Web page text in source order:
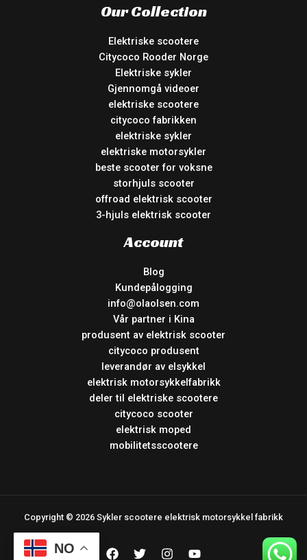
Our Collection
Elektriske scootere
Citycoco Rooder Norge
Elektriske sykler
Gjennomgå videoer
elektriske scootere
citycoco fabrikken
elektriske sykler
elektriske motorsykler
beste scooter for voksne
storhjuls scooter
offroad elektrisk scooter
3-hjuls elektrisk scooter
Account
Blog
Kundepålogging
info@olaolsen.com
Vår partner i Kina
produsent av elektrisk scooter
citycoco produsent
leverandør av elsykkel
elektrisk motorsykkelfabrikk
deler til elektriske scootere
citycoco scooter
elektrisk moped
mobilitetsscootere
Copyright © 2026 Sykler scootere elektrisk motorsykkel fabrikk
NO